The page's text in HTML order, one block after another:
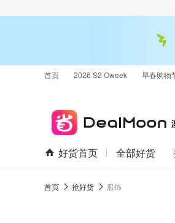
首页 2026 S2 Oweek 早春购物
好货首页 全部好货
首页 抢好货 服饰